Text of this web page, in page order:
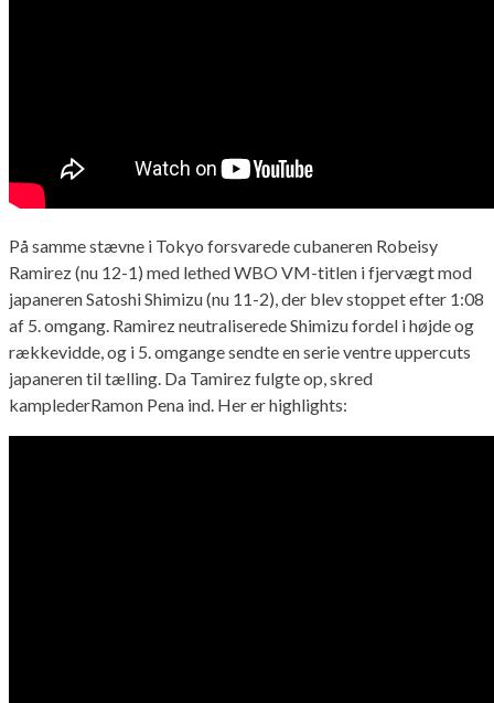
På samme stævne i Tokyo forsvarede cubaneren Robeisy
Ramirez (nu 12-1) med lethed WBO VM-titlen i fjervægt mod
japaneren Satoshi Shimizu (nu 11-2), der blev stoppet efter 1:08
af 5. omgang. Ramirez neutraliserede Shimizu fordel i højde og
rækkevidde, og i 5. omgange sendte en serie ventre uppercuts
japaneren til tælling. Da Tamirez fulgte op, skred
kamplederRamon Pena ind. Her er highlights: